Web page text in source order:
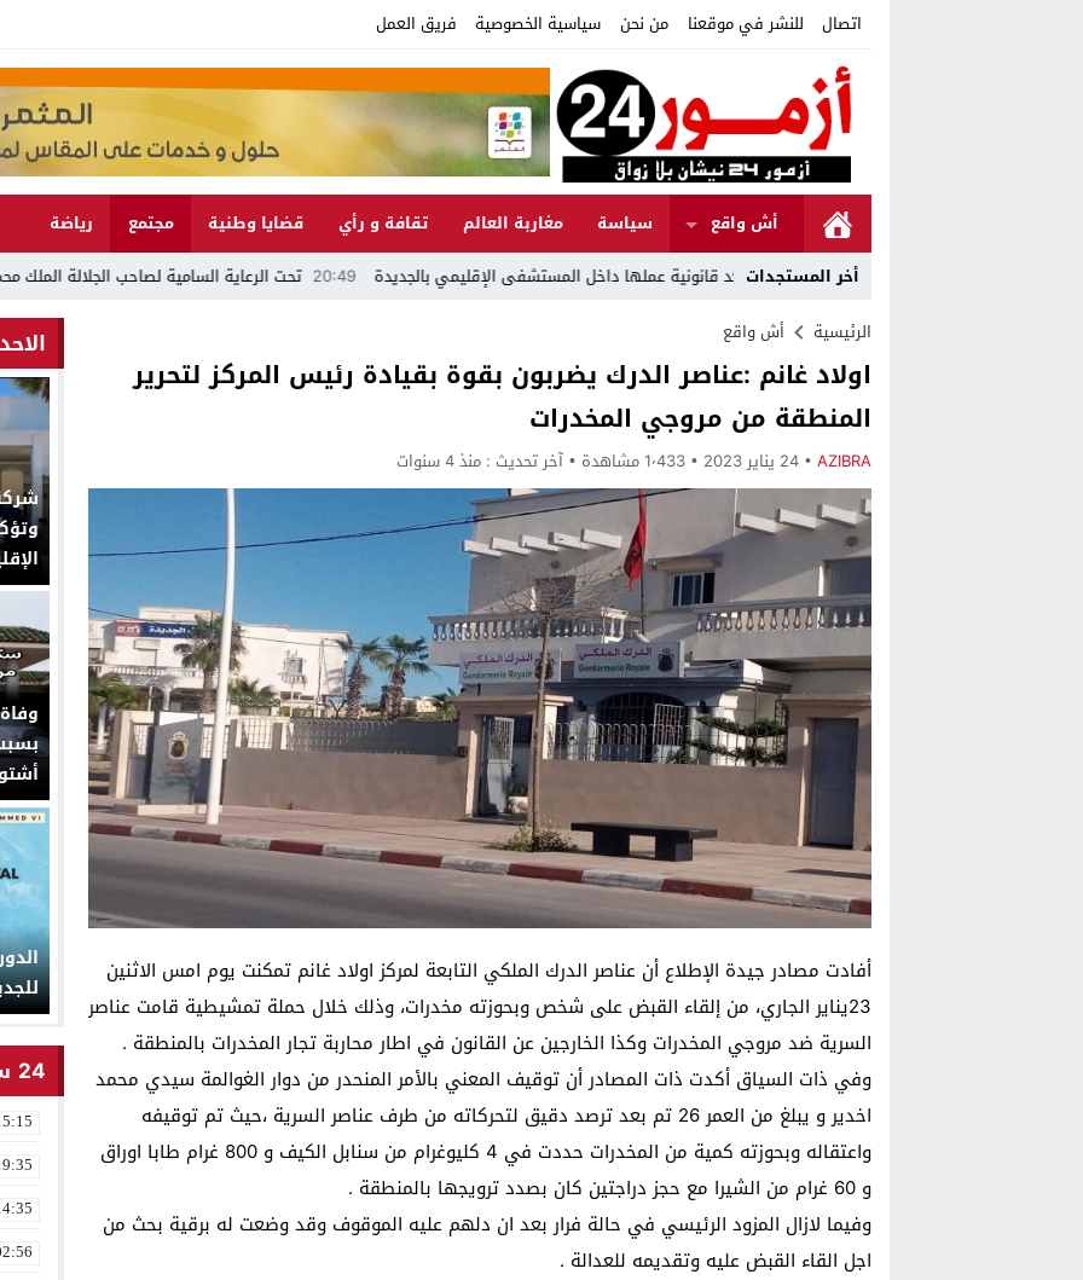
اتصال للنشر في موقعنا من نحن سياسية الخصوصية فريق العمل
أش واقع سياسة مغاربة العالم تقافة و رأي قضايا وطنية مجتمع
رياضة
أخر المستجدات
20:49 تحت الرعاية السامية لصاحب الجلالة الملك محمد السادس نصره الله موسم مولاي عبد الله
الرئيسية
أش واقع
اولاد غانم :عناصر الدرك يضربون بقوة بقيادة رئيس المركز لتحرير
المنطقة من مروجي المخدرات
AZIBRA 24 يناير 2023 1٬433 مشاهدة آخر تحديث : منذ 4 سنوات
أفادت مصادر جيدة الإطلاع أن عناصر الدرك الملكي التابعة لمركز اولاد غانم تمكنت يوم امس الاثنين
23يناير الجاري، من إلقاء القبض على شخص وبحوزته مخدرات، وذلك خلال حملة تمشيطية قامت عناصر
السرية ضد مروجي المخدرات وكذا الخارجين عن القانون في اطار محاربة تجار المخدرات بالمنطقة .
وفي ذات السياق أكدت ذات المصادر أن توقيف المعني بالأمر المنحدر من دوار الغوالمة سيدي محمد
اخدير و يبلغ من العمر 26 تم بعد ترصد دقيق لتحركاته من طرف عناصر السرية ،حيث تم توقيفه
واعتقاله وبحوزته كمية من المخدرات حددت في 4 كليوغرام من سنابل الكيف و 800 غرام طابا اوراق
و 60 غرام من الشيرا مع حجز دراجتين كان بصدد ترويجها بالمنطقة .
وفيما لازال المزود الرئيسي في حالة فرار بعد ان دلهم عليه الموقوف وقد وضعت له برقية بحث من
اجل القاء القبض عليه وتقديمه للعدالة .
للجديدة
24 ساعة